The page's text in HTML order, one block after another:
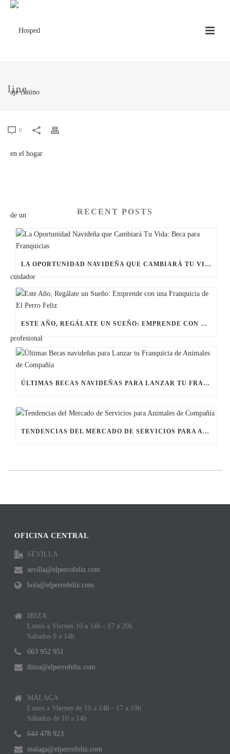
line
0
RECENT POSTS
LA OPORTUNIDAD NAVIDEÑA QUE CAMBIARÁ TU VIDA: BECA PARA FRANQUICIAS
ESTE AÑO, REGÁLATE UN SUEÑO: EMPRENDE CON UNA FRANQUICIA DE EL PERRO FELIZ
ÚLTIMAS BECAS NAVIDEÑAS PARA LANZAR TU FRANQUICIA DE ANIMALES DE COMPAÑÍA
TENDENCIAS DEL MERCADO DE SERVICIOS PARA ANIMALES DE COMPAÑÍA
OFICINA CENTRAL
SEVILLA
sevilla@elperrofeliz.com
hola@elperrofeliz.com
IBIZA
Lunes a Viernes 10 a 14h - 17 a 20h
Sabados 9 a 14h
663 952 951
ibiza@elperrofeliz.com
MÁLAGA
Lunes a Viernes de 10 a 14h - 17 a 19h
Sábados de 10 a 14h
644 478 923
malaga@elperrofeliz.com